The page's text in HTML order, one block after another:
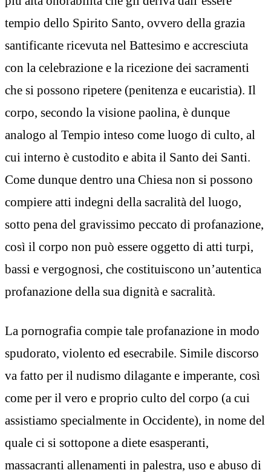
tempio dello Spirito Santo, ovvero della grazia
santificante ricevuta nel Battesimo e accresciuta
con la celebrazione e la ricezione dei sacramenti
che si possono ripetere (penitenza e eucaristia). Il
corpo, secondo la visione paolina, è dunque
analogo al Tempio inteso come luogo di culto, al
cui interno è custodito e abita il Santo dei Santi.
Come dunque dentro una Chiesa non si possono
compiere atti indegni della sacralità del luogo,
sotto pena del gravissimo peccato di profanazione,
così il corpo non può essere oggetto di atti turpi,
bassi e vergognosi, che costituiscono un’autentica
profanazione della sua dignità e sacralità.
La pornografia compie tale profanazione in modo
spudorato, violento ed esecrabile. Simile discorso
va fatto per il nudismo dilagante e imperante, così
come per il vero e proprio culto del corpo (a cui
assistiamo specialmente in Occidente), in nome del
quale ci si sottopone a diete esasperanti,
massacranti allenamenti in palestra, uso e abuso di